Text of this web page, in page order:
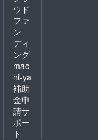
ウド
ファ
ン
ディ
ング
mac
hi-ya
補助
金申
請サ
ポー
ト